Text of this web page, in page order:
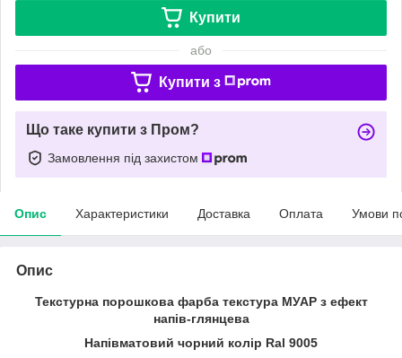
Купити
або
Купити з
Що таке купити з Пром?
Замовлення під захистом
Опис Характеристики Доставка Оплата Умови
Опис
Текстурна порошкова фарба текстура МУАР з ефект
напів-глянцева
Напівматовий чорний колір Ral 9005